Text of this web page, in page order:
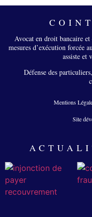
Avocat en droit bancaire
mesures d’exécution forcée
assiste et
Défense des
Mentions
Site